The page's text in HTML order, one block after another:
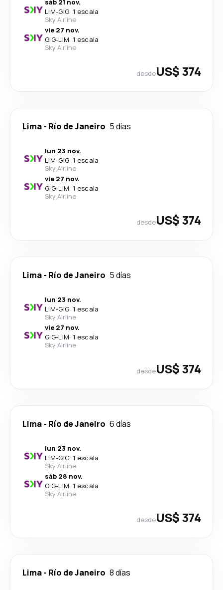
sáb 21 nov.
LIM-GIG· 1 escala
Sky Airline
vie 27 nov.
GIG-LIM· 1 escala
Sky Airline
desdeUS$ 374
Lima- Río de Janeiro 5 días
lun 23 nov.
LIM-GIG· 1 escala
Sky Airline
vie 27 nov.
GIG-LIM· 1 escala
Sky Airline
desdeUS$ 374
Lima- Río de Janeiro 5 días
lun 23 nov.
LIM-GIG· 1 escala
Sky Airline
vie 27 nov.
GIG-LIM· 1 escala
Sky Airline
desdeUS$ 374
Lima- Río de Janeiro 6 días
lun 23 nov.
LIM-GIG· 1 escala
Sky Airline
sáb 28 nov.
GIG-LIM· 1 escala
Sky Airline
desdeUS$ 374
Lima- Río de Janeiro 8 días